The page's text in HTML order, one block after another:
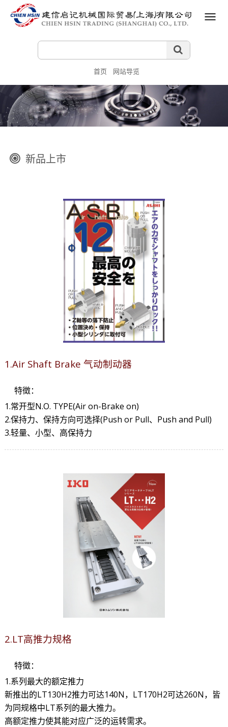
首页 网站导览
新品上市
1.Air Shaft Brake 气动制动器
特徵：
1.常开型N.O. TYPE(Air on-Brake on)
2.保持力、保持方向可选择(Push or Pull、Push and Pull)
3.轻量、小型、高保持力
2.LT高推力规格
特徵：
1.系列最大的额定推力
新推出的LT130H2推力可达140N，LT170H2可达260N，皆
为同规格中LT系列的最大推力。
高额定推力使其能对应广泛的运转需求。